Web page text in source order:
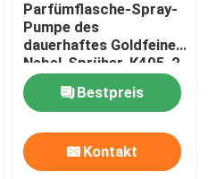
Parfümflasche-Spray-
Pumpe des
dauerhaftes Goldfeine
Nebel-Sprüher-K405-2
Nonspill
Bestpreis
Kontakt